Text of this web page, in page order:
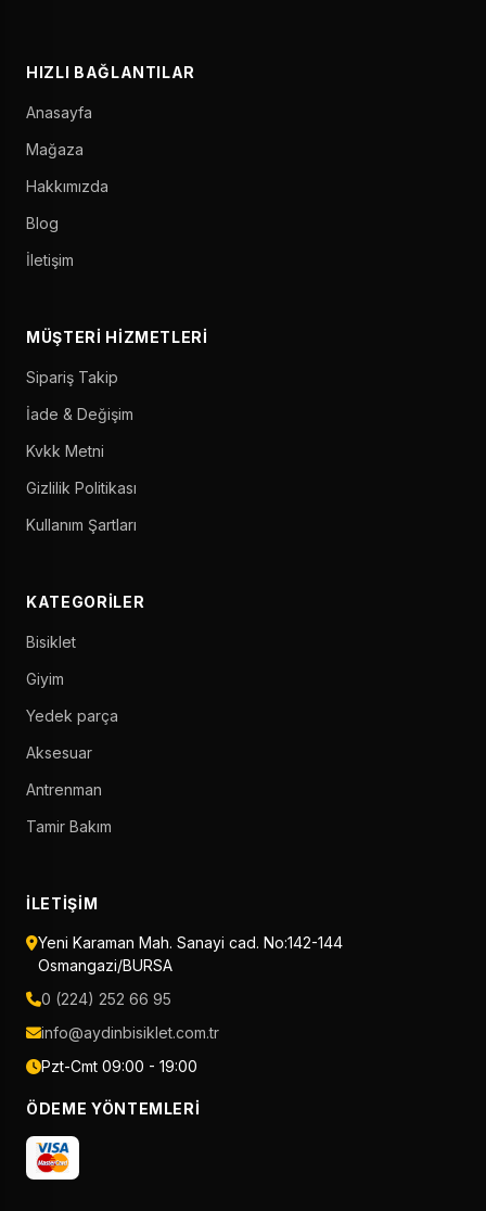
HIZLI BAĞLANTILAR
Anasayfa
Mağaza
Hakkımızda
Blog
İletişim
MÜŞTERI HIZMETLERI
Sipariş Takip
İade & Değişim
Kvkk Metni
Gizlilik Politikası
Kullanım Şartları
KATEGORILER
Bisiklet
Giyim
Yedek parça
Aksesuar
Antrenman
Tamir Bakım
İLETIŞIM
Yeni Karaman Mah. Sanayi cad. No:142-144
Osmangazi/BURSA
0 (224) 252 66 95
info@aydinbisiklet.com.tr
Pzt-Cmt 09:00 - 19:00
ÖDEME YÖNTEMLERI